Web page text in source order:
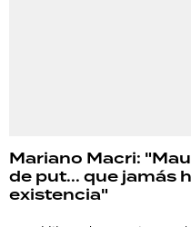
Mariano Macri:
de put... que jamás
existencia"